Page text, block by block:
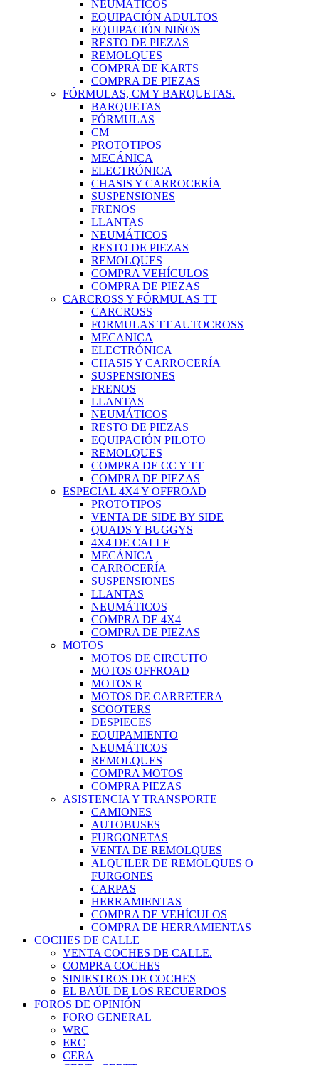
NEUMÁTICOS
EQUIPACIÓN ADULTOS
EQUIPACIÓN NIÑOS
RESTO DE PIEZAS
REMOLQUES
COMPRA DE KARTS
COMPRA DE PIEZAS
FÓRMULAS, CM Y BARQUETAS.
BARQUETAS
FÓRMULAS
CM
PROTOTIPOS
MECÁNICA
ELECTRÓNICA
CHASIS Y CARROCERÍA
SUSPENSIONES
FRENOS
LLANTAS
NEUMÁTICOS
RESTO DE PIEZAS
REMOLQUES
COMPRA VEHÍCULOS
COMPRA DE PIEZAS
CARCROSS Y FÓRMULAS TT
CARCROSS
FORMULAS TT AUTOCROSS
MECANICA
ELECTRÓNICA
CHASIS Y CARROCERÍA
SUSPENSIONES
FRENOS
LLANTAS
NEUMÁTICOS
RESTO DE PIEZAS
EQUIPACIÓN PILOTO
REMOLQUES
COMPRA DE CC Y TT
COMPRA DE PIEZAS
ESPECIAL 4X4 Y OFFROAD
PROTOTIPOS
VENTA DE SIDE BY SIDE
QUADS Y BUGGYS
4X4 DE CALLE
MECÁNICA
CARROCERÍA
SUSPENSIONES
LLANTAS
NEUMÁTICOS
COMPRA DE 4X4
COMPRA DE PIEZAS
MOTOS
MOTOS DE CIRCUITO
MOTOS OFFROAD
MOTOS R
MOTOS DE CARRETERA
SCOOTERS
DESPIECES
EQUIPAMIENTO
NEUMÁTICOS
REMOLQUES
COMPRA MOTOS
COMPRA PIEZAS
ASISTENCIA Y TRANSPORTE
CAMIONES
AUTOBUSES
FURGONETAS
VENTA DE REMOLQUES
ALQUILER DE REMOLQUES O
FURGONES
CARPAS
HERRAMIENTAS
COMPRA DE VEHÍCULOS
COMPRA DE HERRAMIENTAS
COCHES DE CALLE
VENTA COCHES DE CALLE.
COMPRA COCHES
SINIESTROS DE COCHES
EL BAÚL DE LOS RECUERDOS
FOROS DE OPINIÓN
FORO GENERAL
WRC
ERC
CERA